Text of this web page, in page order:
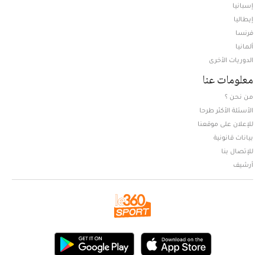
إسبانيا
إيطاليا
فرنسا
ألمانيا
الدوريات الأخرى
معلومات عنا
من نحن ؟
الأسئلة الأكثر طرحا
للإعلان على موقعنا
بيانات قانونية
للإتصال بنا
أرشيف